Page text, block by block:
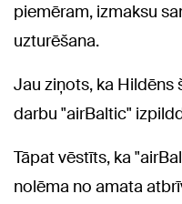
piemēram, izmaksu
uzturēšana.
Jau ziņots, ka Hildēns
darbu "airBaltic"
Tāpat vēstīts, ka
nolēma no amata